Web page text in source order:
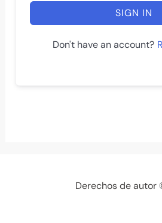
SIGN IN
Don't have an account?
Derechos de autor